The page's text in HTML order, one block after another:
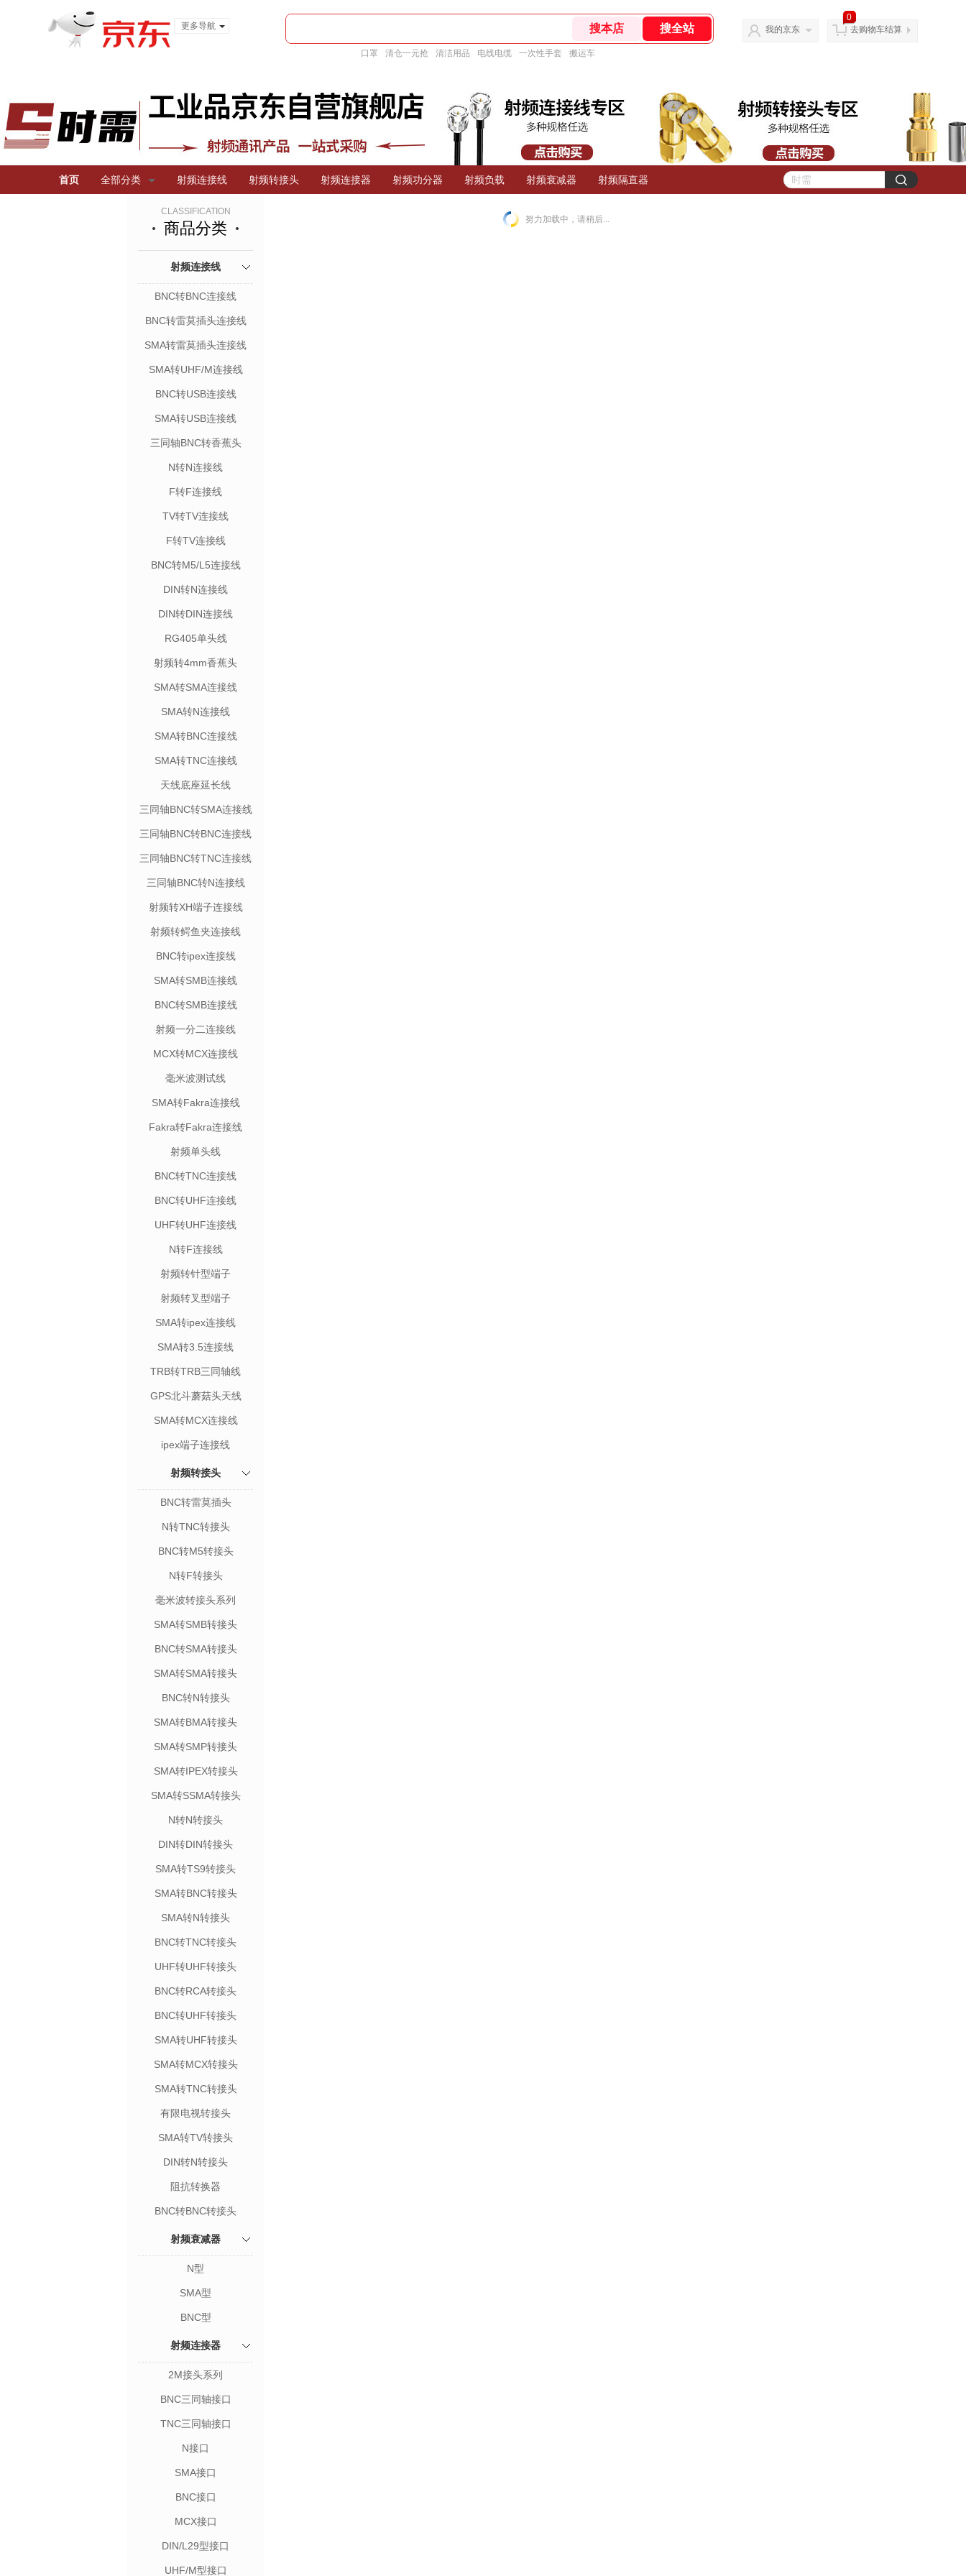
更多导航
口罩 清仓一元抢 清洁用品 电线电缆 一次性手套 搬运车
我的京东
0
去购物车结算
首页 全部分类 射频连接线 射频转接头 射频连接器 射频功分器 射频负载 射频衰减器 射频隔直器
CLASSIFICATION
商品分类
射频连接线
BNC转BNC连接线
BNC转雷莫插头连接线
SMA转雷莫插头连接线
SMA转UHF/M连接线
BNC转USB连接线
SMA转USB连接线
三同轴BNC转香蕉头
N转N连接线
F转F连接线
TV转TV连接线
F转TV连接线
BNC转M5/L5连接线
DIN转N连接线
DIN转DIN连接线
RG405单头线
射频转4mm香蕉头
SMA转SMA连接线
SMA转N连接线
SMA转BNC连接线
SMA转TNC连接线
天线底座延长线
三同轴BNC转SMA连接线
三同轴BNC转BNC连接线
三同轴BNC转TNC连接线
三同轴BNC转N连接线
射频转XH端子连接线
射频转鳄鱼夹连接线
BNC转ipex连接线
SMA转SMB连接线
BNC转SMB连接线
射频一分二连接线
MCX转MCX连接线
毫米波测试线
SMA转Fakra连接线
Fakra转Fakra连接线
射频单头线
BNC转TNC连接线
BNC转UHF连接线
UHF转UHF连接线
N转F连接线
射频转针型端子
射频转叉型端子
SMA转ipex连接线
SMA转3.5连接线
TRB转TRB三同轴线
GPS北斗蘑菇头天线
SMA转MCX连接线
ipex端子连接线
射频转接头
BNC转雷莫插头
N转TNC转接头
BNC转M5转接头
N转F转接头
毫米波转接头系列
SMA转SMB转接头
BNC转SMA转接头
SMA转SMA转接头
BNC转N转接头
SMA转BMA转接头
SMA转SMP转接头
SMA转IPEX转接头
SMA转SSMA转接头
N转N转接头
DIN转DIN转接头
SMA转TS9转接头
SMA转BNC转接头
SMA转N转接头
BNC转TNC转接头
UHF转UHF转接头
BNC转RCA转接头
BNC转UHF转接头
SMA转UHF转接头
SMA转MCX转接头
SMA转TNC转接头
有限电视转接头
SMA转TV转接头
DIN转N转接头
阻抗转换器
BNC转BNC转接头
射频衰减器
N型
SMA型
BNC型
射频连接器
2M接头系列
BNC三同轴接口
TNC三同轴接口
N接口
SMA接口
BNC接口
MCX接口
DIN/L29型接口
UHF/M型接口
努力加载中，请稍后...